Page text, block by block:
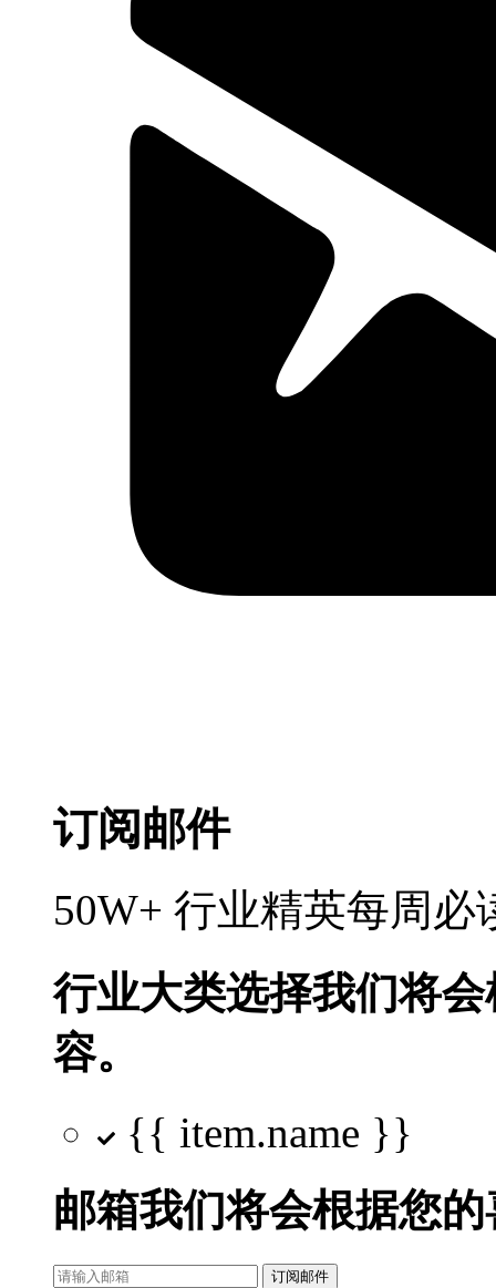
订阅邮件
50W+ 行业精英每周
行业大类选择我们将
容。
{{ item.name }}
邮箱我们将会根据您
订阅邮件